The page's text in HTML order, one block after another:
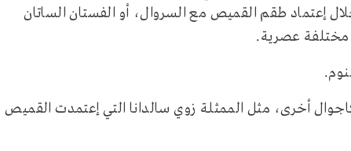
إعتماد طقم القميص مع السروال، أو الفستان الساتان
أخرى، مثل الممثلة زوي سالدانا التي إعتمدت القميص